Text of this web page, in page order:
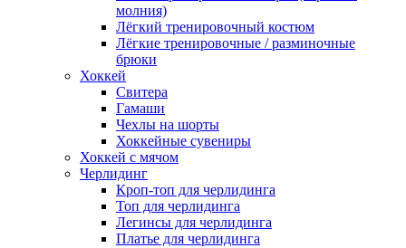
молния)
Лёгкий тренировочный костюм
Лёгкие тренировочные / разминочные
брюки
Хоккей
Свитера
Гамаши
Чехлы на шорты
Хоккейные сувениры
Хоккей с мячом
Черлидинг
Кроп-топ для черлидинга
Топ для черлидинга
Легинсы для черлидинга
Платье для черлидинга